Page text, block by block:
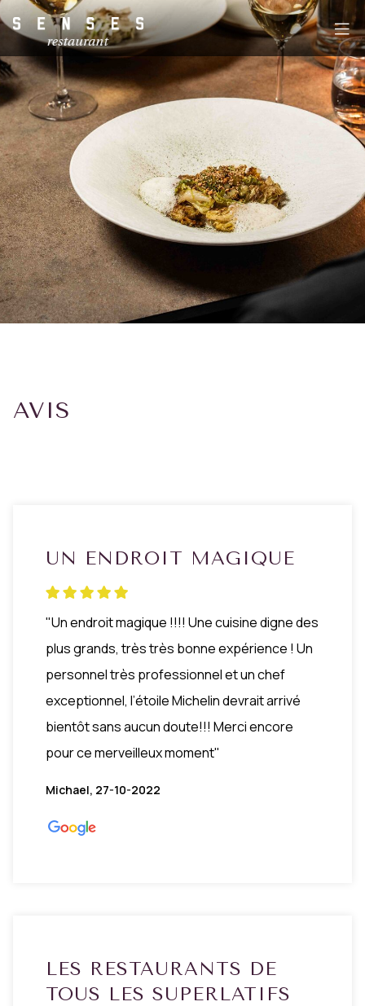
AVIS
UN ENDROIT MAGIQUE
"Un endroit magique !!!! Une cuisine digne des
plus grands, très très bonne expérience ! Un
personnel très professionnel et un chef
exceptionnel, l’étoile Michelin devrait arrivé
bientôt sans aucun doute!!! Merci encore
pour ce merveilleux moment"
Michael, 27-10-2022
LES RESTAURANTS DE
TOUS LES SUPERLATIFS